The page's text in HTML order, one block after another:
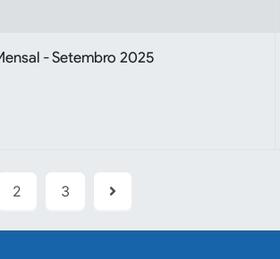
- Setembro 2025
2 3